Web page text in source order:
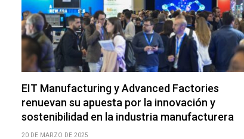
EIT Manufacturing y Advanced Factories
renuevan su apuesta por la innovación y
sostenibilidad en la industria manufacturera
20 DE MARZO DE 2025